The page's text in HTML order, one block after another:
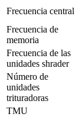
Frecuencia central
Frecuencia de
memoria
Frecuencia de las
unidades shrader
Número de
unidades
trituradoras
TMU